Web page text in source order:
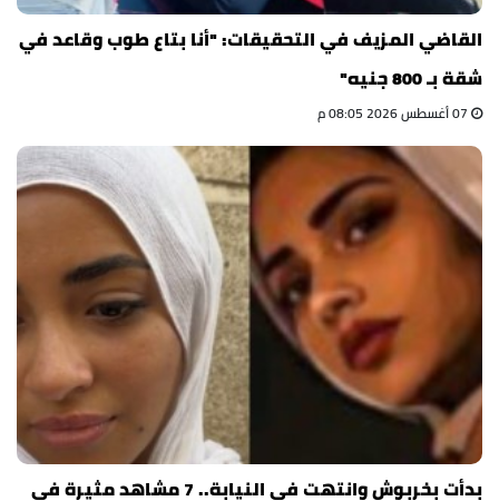
القاضي المزيف في التحقيقات: "أنا بتاع طوب وقاعد في
شقة بـ 800 جنيه"
بدأت بخربوش وانتهت في النيابة.. 7 مشاهد مثيرة في